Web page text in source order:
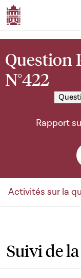
Question
N°422
Rapport
Activités sur la
Suivi de